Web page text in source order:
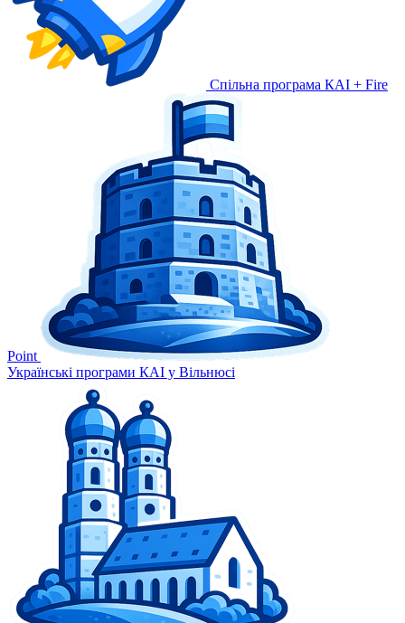
Спільна програма КАІ + Fire
Point
Українські програми КАІ у Вільнюсі